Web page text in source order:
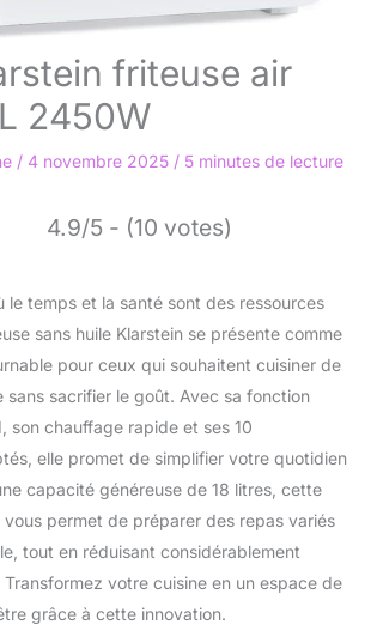
friteuse air
2450W
/ 4 novembre 2025 / 5 minutes de lecture
4.9/5 - (10 votes)
le temps et la santé sont des ressources
sans huile Klarstein se présente comme
pour ceux qui souhaitent cuisiner de
sans sacrifier le goût. Avec sa fonction
son chauffage rapide et ses 10
elle promet de simplifier votre quotidien
capacité généreuse de 18 litres, cette
permet de préparer des repas variés
tout en réduisant considérablement
Transformez votre cuisine en un espace de
grâce à cette innovation.